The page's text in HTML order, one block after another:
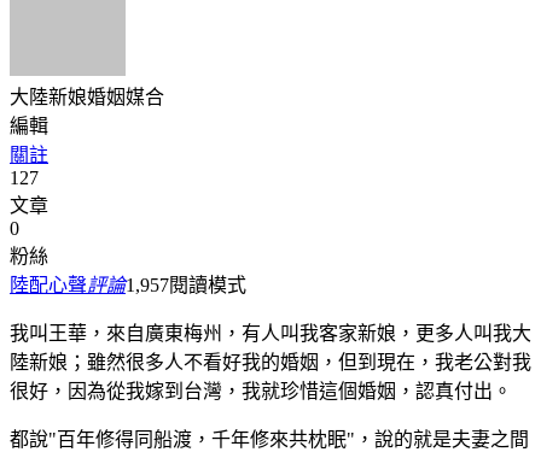
大陸新娘婚姻媒合
編輯
關註
127
文章
0
粉絲
陸配心聲評論1,957閱讀模式
我叫王華，來自廣東梅州，有人叫我客家新娘，更多人叫我大
陸新娘；雖然很多人不看好我的婚姻，但到現在，我老公對我
很好，因為從我嫁到台灣，我就珍惜這個婚姻，認真付出。
都說"百年修得同船渡，千年修來共枕眠"，說的就是夫妻之間